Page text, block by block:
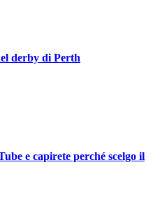
derby di Perth
e capirete perché scelgo il